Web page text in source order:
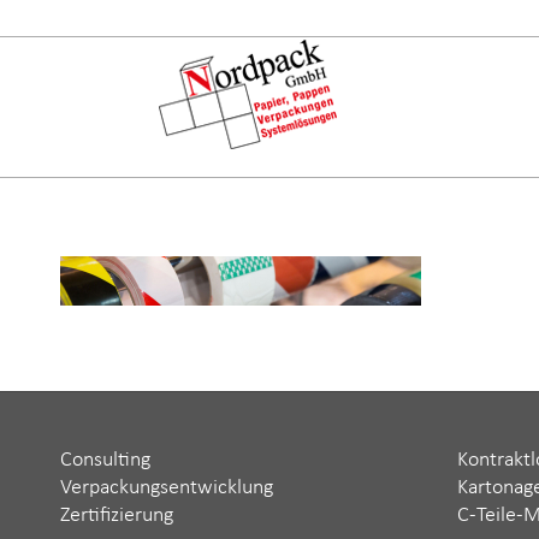
Consulting
Verpackungsentwicklung
Zertifizierung
C-Teile-